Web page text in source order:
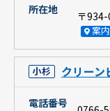
所在地
〒
案
小杉 クリーン
電話番号